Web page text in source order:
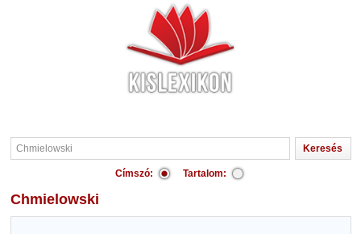
Címszó: Tartalom:
Chmielowski